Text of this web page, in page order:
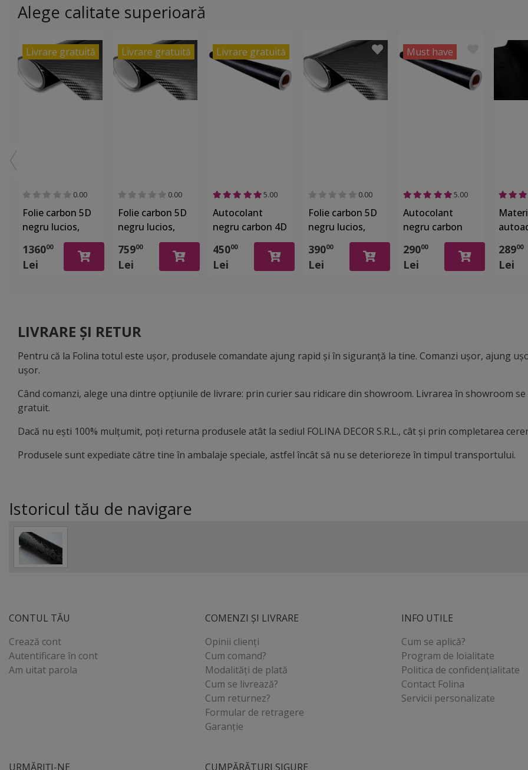
Alege calitate superioară
Livrare gratuită
0.00
Folie carbon 5D
negru lucios,
bubblefree, rolă
de 152 cm x 18
136000
Lei
Livrare gratuită
0.00
Folie carbon 5D
negru lucios,
bubblefree, rolă
de 152 cm x 10
75900
Lei
Livrare gratuită
5.00
Autocolant
negru carbon 4D
Folina, aspect
mat, bubblefree,
rolă de 152 cm x
45000
Lei
0.00
Folie carbon 5D
negru lucios,
bubblefree, rolă
de152x500 cm
39000
Lei
Must have
5.00
Autocolant
negru carbon
4D, Folina,
aspect mat,
bubblefree, rolă
29000
Lei
rolă
28900
Lei
LIVRARE ȘI RETUR
Pentru că la Folina totul este ușor, produsele comandate ajung rapid și în siguranță la tine. Comanzi ușor, ajung
ușor.
Când comanzi, alege una dintre opțiunile de livrare: prin curier sau ridicare din showroom. Livrarea în showroom se
gratuit.
Dacă nu ești 100% mulțumit, poți returna produsele atât la sediul FOLINA DECOR S.R.L., cât și prin completarea
Produsele sunt expediate către tine în ambalaje speciale, astfel încât să nu se deterioreze în timpul transportului.
Istoricul tău de navigare
CONTUL TĂU
Crează cont
Autentificare în cont
Am uitat parola
COMENZI ȘI LIVRARE
Opinii clienți
Cum comand?
Modalități de plată
Cum se livrează?
Cum returnez?
Formular de retragere
Garanție
INFO UTILE
Cum se aplică?
Program de loialitate
Politica de confidențialitate
Contact Folina
Servicii personalizate
URMĂRIȚI-NE CUMPĂRĂTURI SIGURE